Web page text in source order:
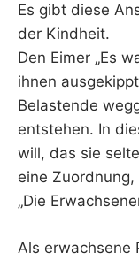
Es gibt diese
der Kindheit.
Den Eimer „Es
ihnen
Belastende
entstehen. In
will, das sie
eine
„Die
Als erwachsene